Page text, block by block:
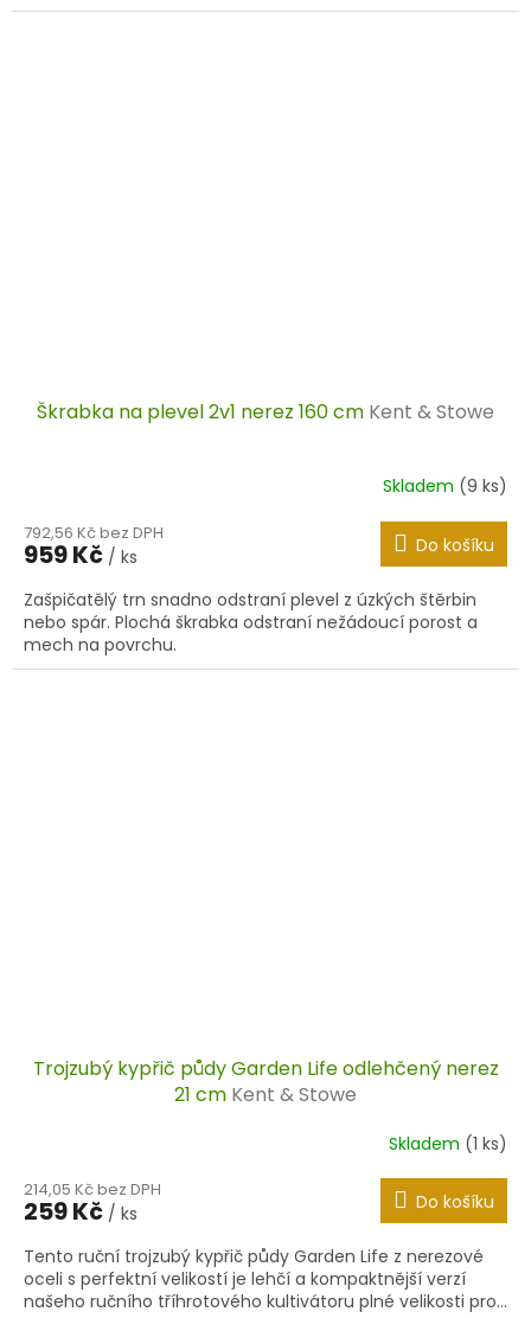
Škrabka na plevel 2v1 nerez 160 cm Kent & Stowe
Skladem (9 ks)
792,56 Kč bez DPH
959 Kč / ks Do košíku
Zašpičatělý trn snadno odstraní plevel z úzkých štěrbin
nebo spár. Plochá škrabka odstraní nežádoucí porost a
mech na povrchu.
Trojzubý kypřič půdy Garden Life odlehčený nerez
21 cm Kent & Stowe
Skladem (1 ks)
214,05 Kč bez DPH
259 Kč / ks Do košíku
Tento ruční trojzubý kypřič půdy Garden Life z nerezové
oceli s perfektní velikostí je lehčí a kompaktnější verzí
našeho ručního tříhrotového kultivátoru plné velikosti pro...